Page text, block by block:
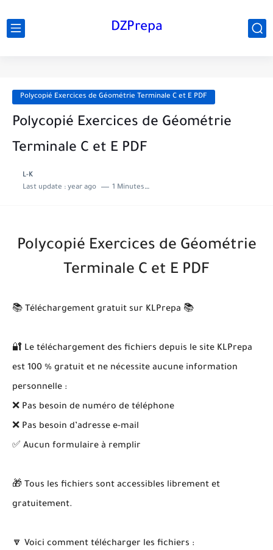
DZPrepa
Polycopié Exercices de Géométrie Terminale C et E PDF
Polycopié Exercices de Géométrie
Terminale C et E PDF
L-K
Last update : year ago 1 Minutes to read
Polycopié Exercices de Géométrie
Terminale C et E PDF
📚 Téléchargement gratuit sur KLPrepa 📚
🔐 Le téléchargement des fichiers depuis le site KLPrepa
est 100 % gratuit et ne nécessite aucune information
personnelle :
❌ Pas besoin de numéro de téléphone
❌ Pas besoin d’adresse e-mail
✅ Aucun formulaire à remplir
🎁 Tous les fichiers sont accessibles librement et
gratuitement.
🔽 Voici comment télécharger les fichiers :